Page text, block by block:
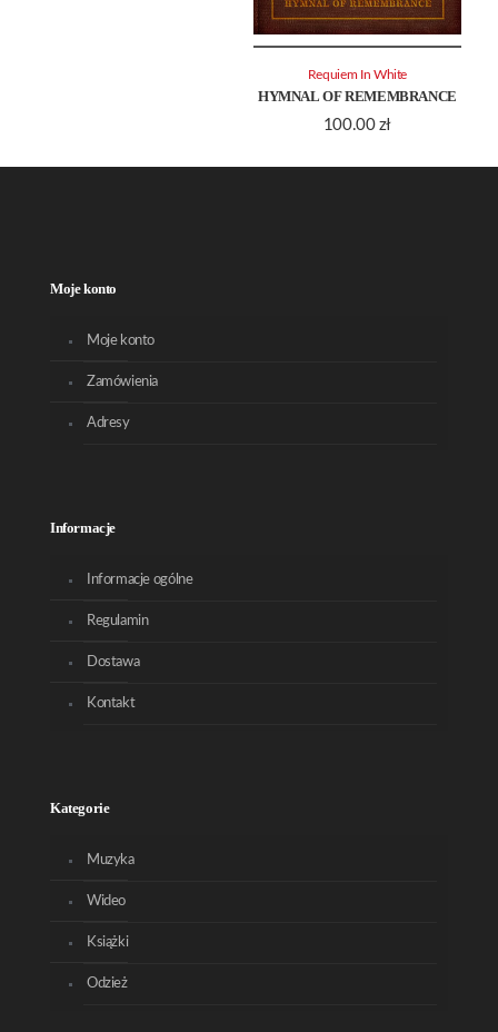
HYMNAL OF REMEMBRANCE
100.00 zł
Requiem In White
Moje konto
Moje konto
Zamówienia
Adresy
Informacje
Informacje ogólne
Regulamin
Dostawa
Kontakt
Kategorie
Muzyka
Wideo
Książki
Odzież